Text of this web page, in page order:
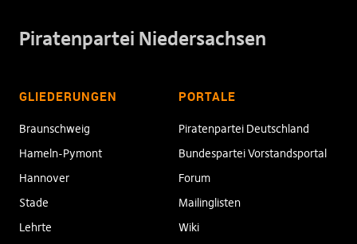
Piratenpartei Niedersachsen
GLIEDERUNGEN
Braunschweig
Hameln-Pymont
Hannover
Stade
Lehrte
PORTALE
Piratenpartei Deutschland
Bundespartei Vorstandsportal
Forum
Mailinglisten
Wiki